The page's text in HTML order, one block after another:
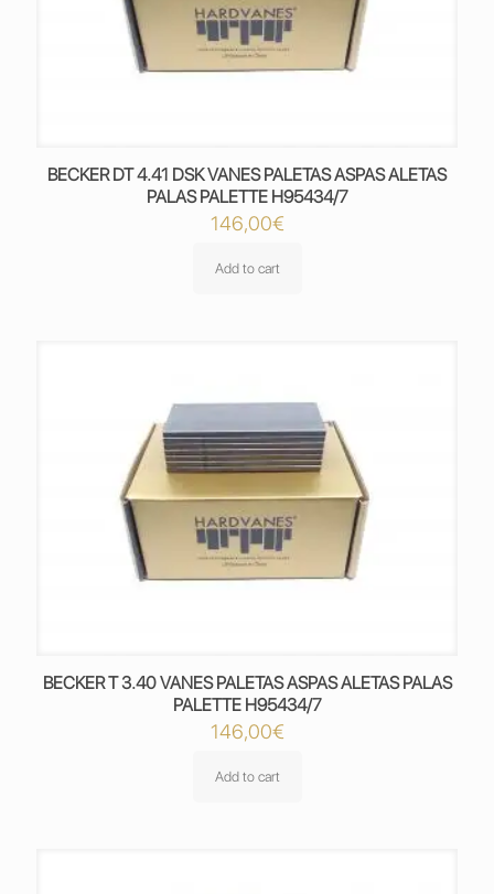
BECKER DT 4.41 DSK VANES PALETAS ASPAS ALETAS
PALAS PALETTE H95434/7
146,00€
Add to cart
BECKER T 3.40 VANES PALETAS ASPAS ALETAS PALAS
PALETTE H95434/7
146,00€
Add to cart